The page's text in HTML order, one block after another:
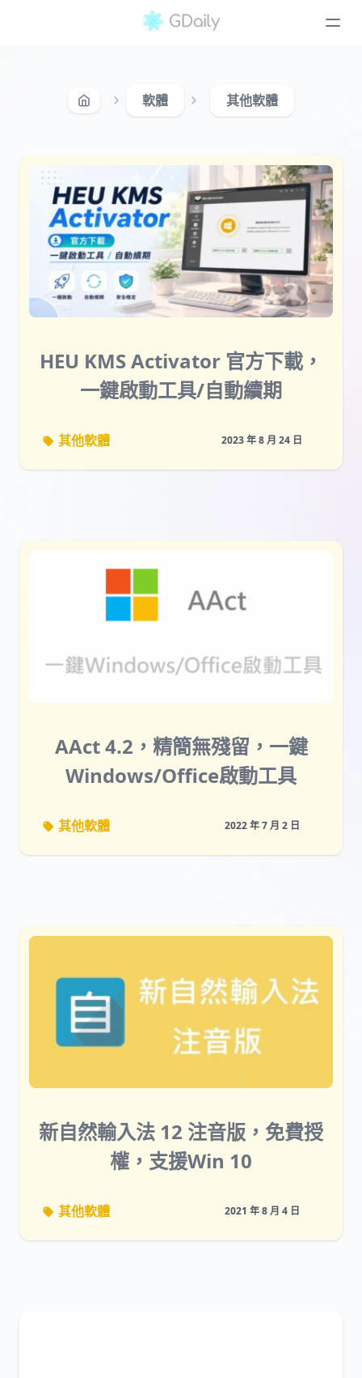
軟體 其他軟體
HEU KMS Activator 官方下載，
一鍵啟動工具/自動續期
其他軟體 2023 年 8 月 24 日
AAct 4.2，精簡無殘留，一鍵
Windows/Office啟動工具
其他軟體 2022 年 7 月 2 日
新自然輸入法 12 注音版，免費授
權，支援Win 10
其他軟體 2021 年 8 月 4 日